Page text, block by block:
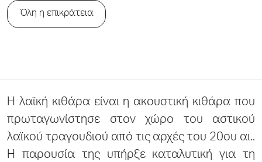
Όλη η επικράτεια
Η λαϊκή κιθάρα είναι η ακουστική κιθάρα που
πρωταγωνίστησε στον χώρο του αστικού
λαϊκού τραγουδιού από τις αρχές του 20ου αι..
Η παρουσία της υπήρξε καταλυτική για τη